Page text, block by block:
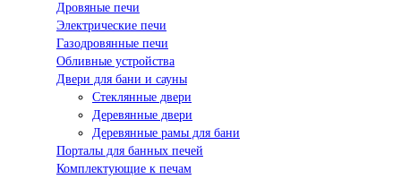
Дровяные печи
Электрические печи
Газодровянные печи
Обливные устройства
Двери для бани и сауны
Стеклянные двери
Деревянные двери
Деревянные рамы для бани
Порталы для банных печей
Комплектующие к печам